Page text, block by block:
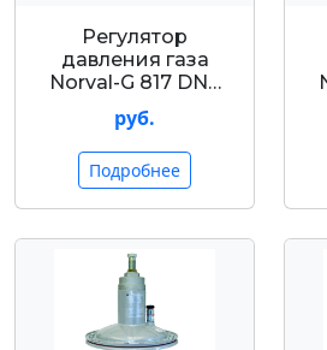
Регулятор
давления газа
Nоrval-G 817 DN…
руб.
Подробнее